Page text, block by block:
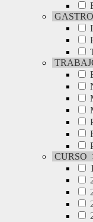
CURSO